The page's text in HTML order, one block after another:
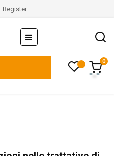
Register
navigazione
Toggle
☰
0